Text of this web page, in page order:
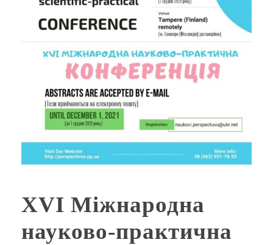
ХVІ Міжнародна
науково-практична